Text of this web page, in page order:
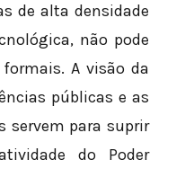
de alta densidade
não pode
A visão da
públicas e as
servem para suprir
do Poder